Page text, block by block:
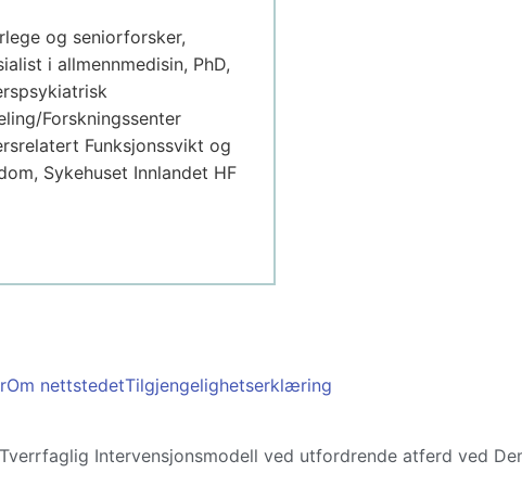
og seniorforsker,
i allmennmedisin, PhD,
Forskningssenter
Funksjonssvikt og
Sykehuset Innlandet HF
Om nettstedetTilgjengelighetserklæring
Tverrfaglig Inter­vensjons­modell ved utfordrende atferd ved